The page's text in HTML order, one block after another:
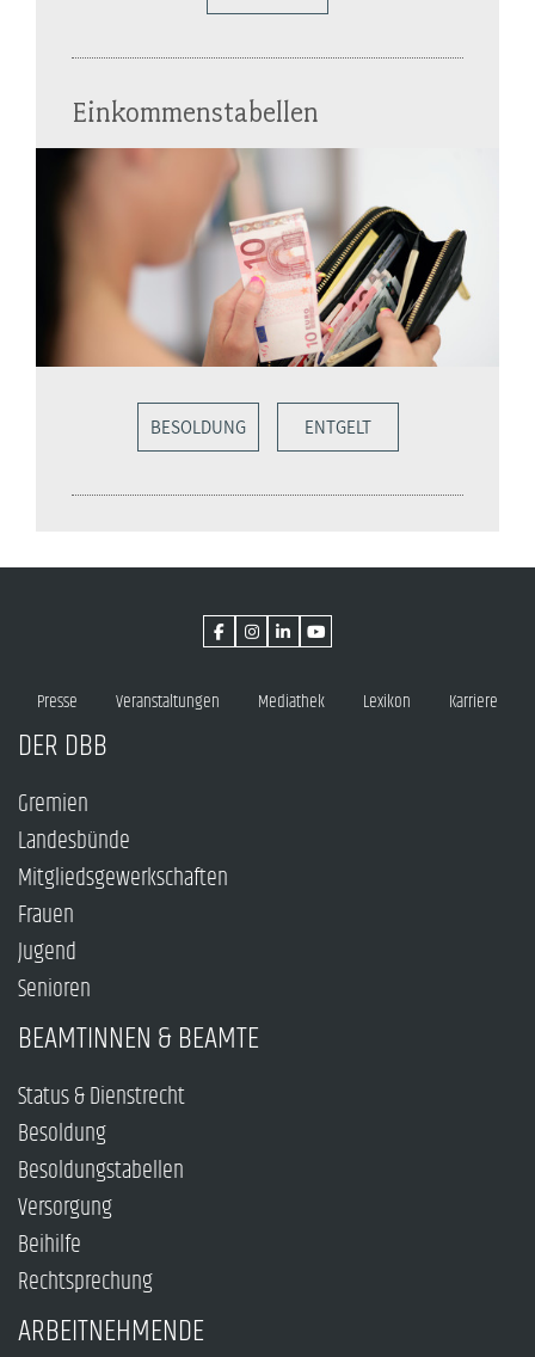
Einkommenstabellen
BESOLDUNG ENTGELT
Presse Veranstaltungen Mediathek Lexikon Karriere
DER DBB
Gremien
Landesbünde
Mitgliedsgewerkschaften
Frauen
Jugend
Senioren
BEAMTINNEN & BEAMTE
Status & Dienstrecht
Besoldung
Besoldungstabellen
Versorgung
Beihilfe
Rechtsprechung
ARBEITNEHMENDE